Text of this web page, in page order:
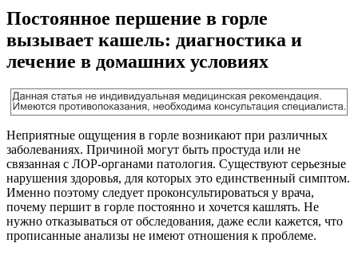
Постоянное першение в горле
вызывает кашель: диагностика и
лечение в домашних условиях
Неприятные ощущения в горле возникают при различных
заболеваниях. Причиной могут быть простуда или не
связанная с ЛОР-органами патология. Существуют серьезные
нарушения здоровья, для которых это единственный симптом.
Именно поэтому следует проконсультироваться у врача,
почему першит в горле постоянно и хочется кашлять. Не
нужно отказываться от обследования, даже если кажется, что
прописанные анализы не имеют отношения к проблеме.